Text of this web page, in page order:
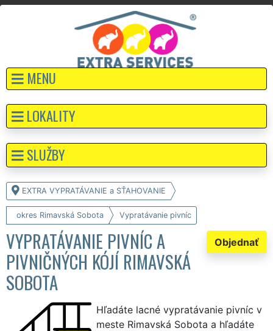
MENU
EXTRA VYPRATÁVANIE a SŤAHOVANIE
okres Rimavská Sobota Vypratávanie pivníc
Objednať
VYPRATÁVANIE PIVNÍC A
PIVNIČNÝCH KÓJÍ RIMAVSKÁ
SOBOTA
Hľadáte lacné vypratávanie pivníc v
meste Rimavská Sobota a hľadáte
LOKALITY
SLUŽBY